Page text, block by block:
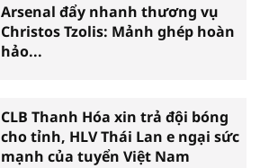
Arsenal đẩy nhanh thương vụ
Christos Tzolis: Mảnh ghép hoàn
hảo...
CLB Thanh Hóa xin trả đội bóng
cho tỉnh, HLV Thái Lan e ngại sức
mạnh của tuyển Việt Nam